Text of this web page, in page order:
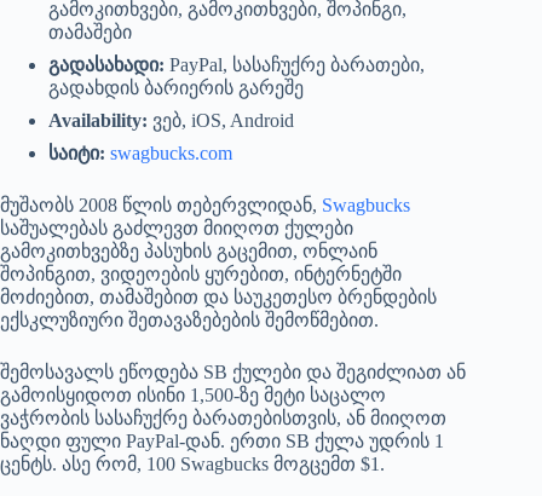
გამოკითხვები, გამოკითხვები, შოპინგი,
თამაშები
გადასახადი: PayPal, სასაჩუქრე ბარათები,
გადახდის ბარიერის გარეშე
Availability: ვებ, iOS, Android
საიტი: swagbucks.com
მუშაობს 2008 წლის თებერვლიდან, Swagbucks
საშუალებას გაძლევთ მიიღოთ ქულები
გამოკითხვებზე პასუხის გაცემით, ონლაინ
შოპინგით, ვიდეოების ყურებით, ინტერნეტში
მოძიებით, თამაშებით და საუკეთესო ბრენდების
ექსკლუზიური შეთავაზებების შემოწმებით.
შემოსავალს ეწოდება SB ქულები და შეგიძლიათ ან
გამოისყიდოთ ისინი 1,500-ზე მეტი საცალო
ვაჭრობის სასაჩუქრე ბარათებისთვის, ან მიიღოთ
ნაღდი ფული PayPal-დან. ერთი SB ქულა უდრის 1
ცენტს. ასე რომ, 100 Swagbucks მოგცემთ $1.